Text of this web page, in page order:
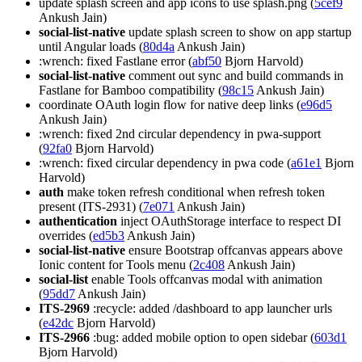
update splash screen and app icons to use splash.png (5cef9
Ankush Jain)
social-list-native update splash screen to show on app startup
until Angular loads (80d4a Ankush Jain)
:wrench: fixed Fastlane error (abf50 Bjorn Harvold)
social-list-native comment out sync and build commands in
Fastlane for Bamboo compatibility (98c15 Ankush Jain)
coordinate OAuth login flow for native deep links (e96d5
Ankush Jain)
:wrench: fixed 2nd circular dependency in pwa-support
(92fa0 Bjorn Harvold)
:wrench: fixed circular dependency in pwa code (a61e1 Bjorn
Harvold)
auth make token refresh conditional when refresh token
present (ITS-2931) (7e071 Ankush Jain)
authentication inject OAuthStorage interface to respect DI
overrides (ed5b3 Ankush Jain)
social-list-native ensure Bootstrap offcanvas appears above
Ionic content for Tools menu (2c408 Ankush Jain)
social-list enable Tools offcanvas modal with animation
(95dd7 Ankush Jain)
ITS-2969 :recycle: added /dashboard to app launcher urls
(e42dc Bjorn Harvold)
ITS-2966 :bug: added mobile option to open sidebar (603d1
Bjorn Harvold)